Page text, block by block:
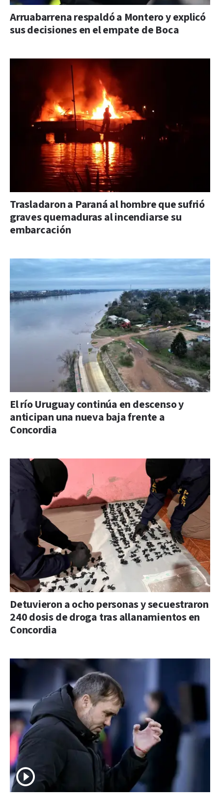
Arruabarrena respaldó a Montero y explicó
sus decisiones en el empate de Boca
Trasladaron a Paraná al hombre que sufrió
graves quemaduras al incendiarse su
embarcación
El río Uruguay continúa en descenso y
anticipan una nueva baja frente a
Concordia
Detuvieron a ocho personas y secuestraron
240 dosis de droga tras allanamientos en
Concordia